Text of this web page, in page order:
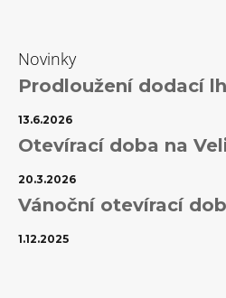
Novinky
Prodloužení dodací
13.6.2026
Otevírací doba na
20.3.2026
Vánoční otevírací
1.12.2025